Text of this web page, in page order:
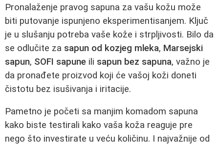
Pronalaženje pravog sapuna za vašu kožu može
biti putovanje ispunjeno eksperimentisanjem. Ključ
je u slušanju potreba vaše kože i strpljivosti. Bilo da
se odlučite za sapun od kozjeg mleka, Marsejski
sapun, SOFI sapune ili sapun bez sapuna, važno je
da pronađete proizvod koji će vašoj koži doneti
čistotu bez isušivanja i iritacije.
Pametno je početi sa manjim komadom sapuna
kako biste testirali kako vaša koža reaguje pre
nego što investirate u veću količinu. I najvažnije od